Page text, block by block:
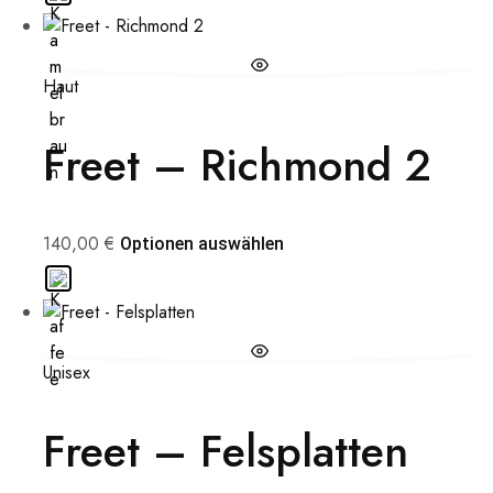
Haut
Freet – Richmond 2
140,00 € Optionen auswählen
Unisex
Freet – Felsplatten